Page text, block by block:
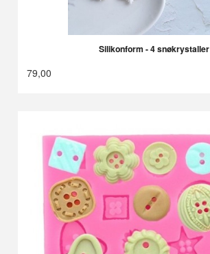
Silikonform - 4 snøkrystaller
79,00